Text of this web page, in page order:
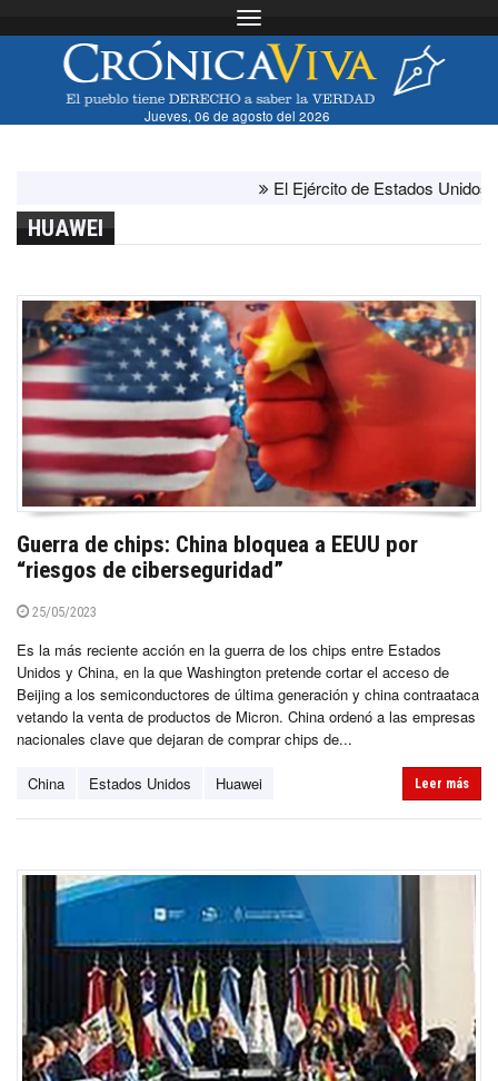
Toggle navigation
Jueves, 06 de agosto del 2026
El Ejército de Estados Unidos ha
HUAWEI
Guerra de chips: China bloquea a EEUU por
“riesgos de ciberseguridad”
25/05/2023
Es la más reciente acción en la guerra de los chips entre Estados
Unidos y China, en la que Washington pretende cortar el acceso de
Beijing a los semiconductores de última generación y china contraataca
vetando la venta de productos de Micron. China ordenó a las empresas
nacionales clave que dejaran de comprar chips de...
China Estados Unidos Huawei Leer más